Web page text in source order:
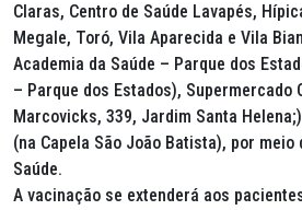
Claras, Centro de Saúde Lavapés,
Megale, Toró, Vila Aparecida e Vila
Academia da Saúde – Parque dos
– Parque dos Estados), Supermercado
Marcovicks, 339, Jardim Santa
(na Capela São João Batista), por meio
Saúde.
A vacinação se extenderá aos